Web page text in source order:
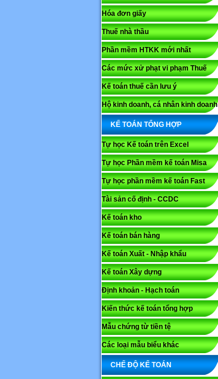
Hóa đơn giấy
Thuế nhà thầu
Phần mềm HTKK mới nhất
Các mức xử phạt vi phạm Thuế
Kế toán thuế cần lưu ý
Hộ kinh doanh, cá nhân kinh doanh
KẾ TOÁN TỔNG HỢP
Tự học Kế toán trên Excel
Tự học Phần mềm kế toán Misa
Tự học phần mềm kế toán Fast
Tài sản cố định - CCDC
Kế toán kho
Kế toán bán hàng
Kế toán Xuất - Nhập khẩu
Kế toán Xây dựng
Định khoản - Hạch toán
Kiến thức kế toán tổng hợp
Mẫu chứng từ tiền tệ
Các loại mẫu biểu khác
CHẾ ĐỘ KẾ TOÁN